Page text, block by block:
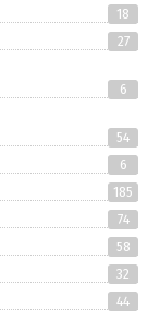
18
27
6
54
6
185
74
58
32
44